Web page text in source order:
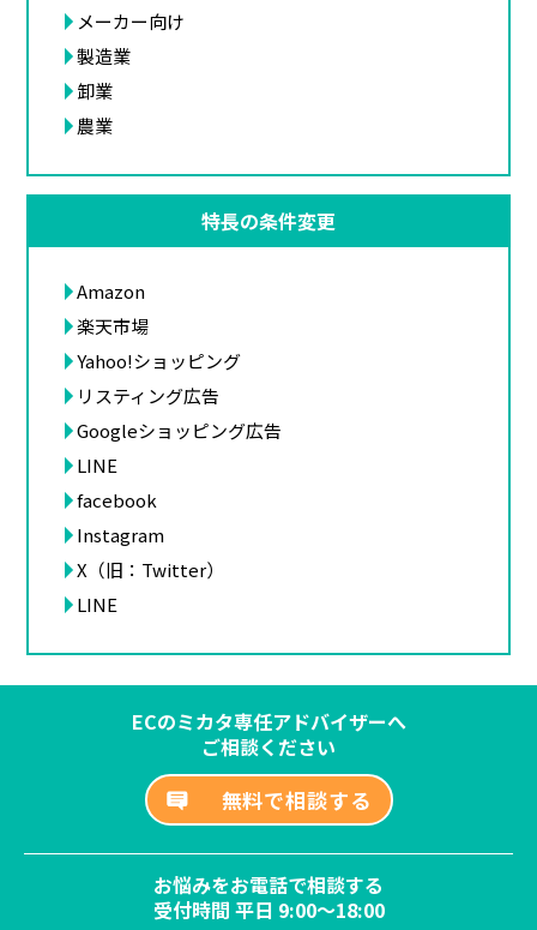
メーカー向け
製造業
卸業
農業
特長の条件変更
Amazon
楽天市場
Yahoo!ショッピング
リスティング広告
Googleショッピング広告
LINE
facebook
Instagram
X（旧：Twitter）
LINE
ECのミカタ専任アドバイザーへ
ご相談ください
無料で相談する
お悩みをお電話で相談する
受付時間 平日 9:00～18:00